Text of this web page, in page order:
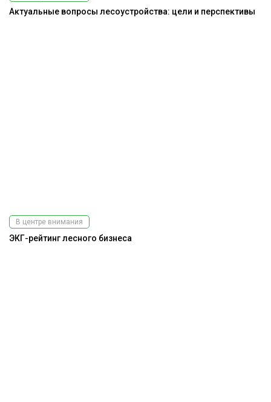
Актуальные вопросы лесоустройства: цели и перспективы
В центре внимания
ЭКГ-рейтинг лесного бизнеса